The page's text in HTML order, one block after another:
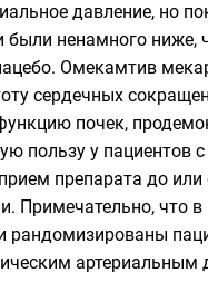
давление, но
были ненамного ниже,
Омекамтив
сердечных
почек,
пользу у пациентов
препарата до или
Примечательно, что
рандомизированы
артериальным